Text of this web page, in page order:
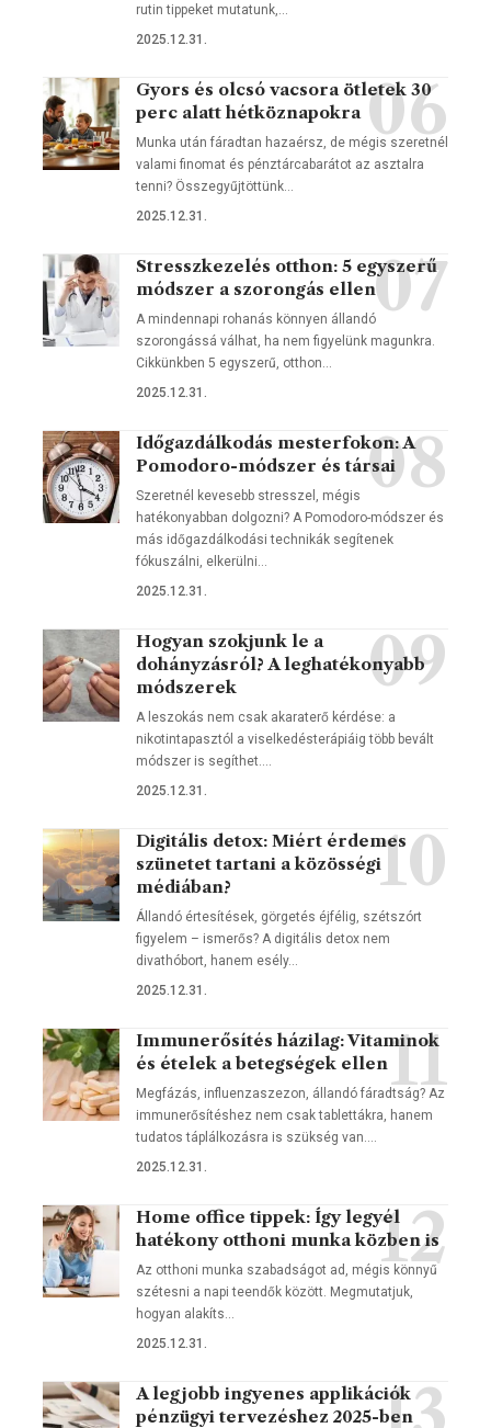
rutin tippeket mutatunk,…
2025.12.31.
Gyors és olcsó vacsora ötletek 30
perc alatt hétköznapokra
Munka után fáradtan hazaérsz, de mégis szeretnél
valami finomat és pénztárcabarátot az asztalra
tenni? Összegyűjtöttünk…
2025.12.31.
Stresszkezelés otthon: 5 egyszerű
módszer a szorongás ellen
A mindennapi rohanás könnyen állandó
szorongássá válhat, ha nem figyelünk magunkra.
Cikkünkben 5 egyszerű, otthon…
2025.12.31.
Időgazdálkodás mesterfokon: A
Pomodoro-módszer és társai
Szeretnél kevesebb stresszel, mégis
hatékonyabban dolgozni? A Pomodoro-módszer és
más időgazdálkodási technikák segítenek
fókuszálni, elkerülni…
2025.12.31.
Hogyan szokjunk le a
dohányzásról? A leghatékonyabb
módszerek
A leszokás nem csak akaraterő kérdése: a
nikotintapasztól a viselkedésterápiáig több bevált
módszer is segíthet.…
2025.12.31.
Digitális detox: Miért érdemes
szünetet tartani a közösségi
médiában?
Állandó értesítések, görgetés éjfélig, szétszórt
figyelem – ismerős? A digitális detox nem
divathóbort, hanem esély…
2025.12.31.
Immunerősítés házilag: Vitaminok
és ételek a betegségek ellen
Megfázás, influenzaszezon, állandó fáradtság? Az
immunerősítéshez nem csak tablettákra, hanem
tudatos táplálkozásra is szükség van.…
2025.12.31.
Home office tippek: Így legyél
hatékony otthoni munka közben is
Az otthoni munka szabadságot ad, mégis könnyű
szétesni a napi teendők között. Megmutatjuk,
hogyan alakíts…
2025.12.31.
A legjobb ingyenes applikációk
pénzügyi tervezéshez 2025-ben